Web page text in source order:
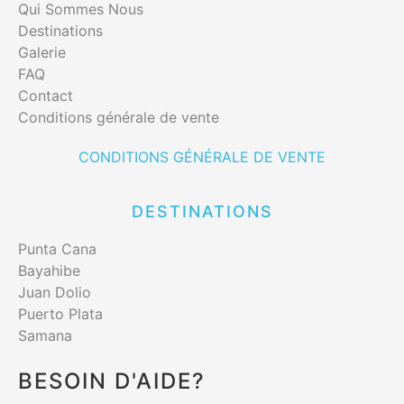
Qui Sommes Nous
Destinations
Galerie
FAQ
Contact
Conditions générale de vente
CONDITIONS GÉNÉRALE DE VENTE
DESTINATIONS
Punta Cana
Bayahibe
Juan Dolio
Puerto Plata
Samana
BESOIN D'AIDE?